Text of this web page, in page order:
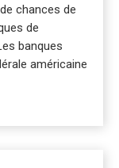
chances de
de
banques
américaine